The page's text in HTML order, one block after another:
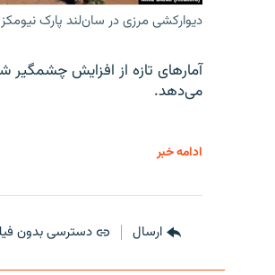
دیوارکشی مرزی در سان‌لند پارک
آمارهای تازه از افزایش
می‌دهد.
ادامه خبر
ارسال دسترسی بدون